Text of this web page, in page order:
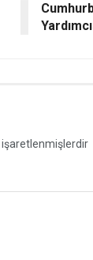
işaretlenmişlerdir